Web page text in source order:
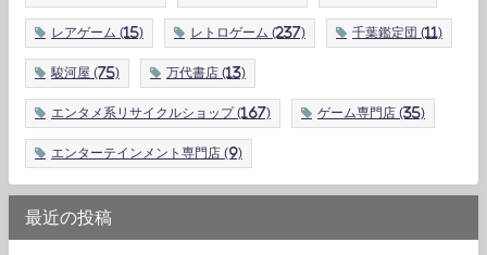
レアゲーム (15) レトロゲーム (237) 千葉鑑定団 (11)
駿河屋 (75) 万代書店 (13)
エンタメ系リサイクルショップ (167) ゲーム専門店 (35)
エンターテインメント専門店 (9)
最近の投稿